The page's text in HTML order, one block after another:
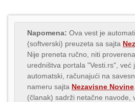
Napomena: Ova vest je
(softverski) preuzeta sa sajta
Nije preneta ručno, niti
uredništva portala "Vesti.rs", već
automatski, računajući na
nameru sajta Nezavisne Novine
(članak) sadrži netačne navode,